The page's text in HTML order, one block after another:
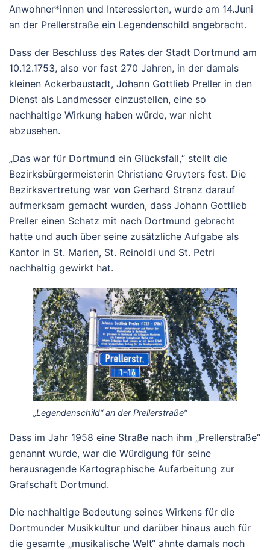
Anwohner*innen und Interessierten, wurde am 14.Juni
an der Prellerstraße ein Legendenschild angebracht.
Dass der Beschluss des Rates der Stadt Dortmund am
10.12.1753, also vor fast 270 Jahren, in der damals
kleinen Ackerbaustadt, Johann Gottlieb Preller in den
Dienst als Landmesser einzustellen, eine so
nachhaltige Wirkung haben würde, war nicht
abzusehen.
„Das war für Dortmund ein Glücksfall,“ stellt die
Bezirksbürgermeisterin Christiane Gruyters fest. Die
Bezirksvertretung war von Gerhard Stranz darauf
aufmerksam gemacht wurden, dass Johann Gottlieb
Preller einen Schatz mit nach Dortmund gebracht
hatte und auch über seine zusätzliche Aufgabe als
Kantor in St. Marien, St. Reinoldi und St. Petri
nachhaltig gewirkt hat.
„Legendenschild“ an der Prellerstraße“
Dass im Jahr 1958 eine Straße nach ihm „Prellerstraße“
genannt wurde, war die Würdigung für seine
herausragende Kartographische Aufarbeitung zur
Grafschaft Dortmund.
Die nachhaltige Bedeutung seines Wirkens für die
Dortmunder Musikkultur und darüber hinaus auch für
die gesamte „musikalische Welt“ ahnte damals noch